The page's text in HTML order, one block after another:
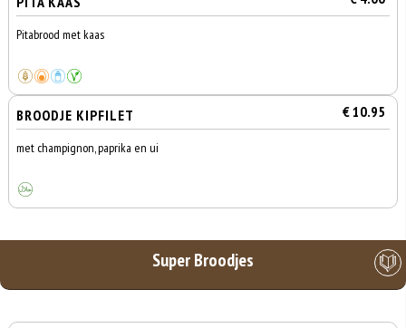
Pitabrood met kaas
BROODJE KIPFILET € 10.95
met champignon, paprika en ui
Super Broodjes